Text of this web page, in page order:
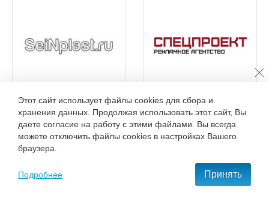
Этот сайт использует файлы cookies для сбора и
хранения данных. Продолжая использовать этот сайт, Вы
даете согласие на работу с этими файлами. Вы всегда
можете отключить файлы cookies в настройках Вашего
браузера.
Подробнее Принять